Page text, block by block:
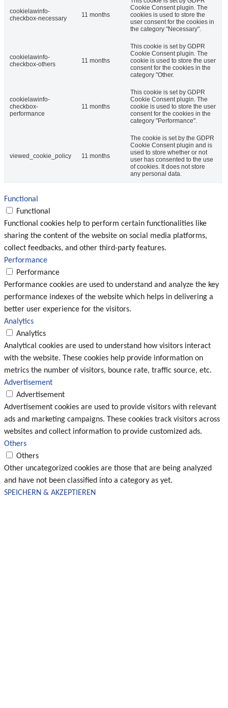
cookielawinfo-
checkbox-necessary
11 months
Cookie Consent plugin. The
cookies is used to store the
user consent for the cookies in
the category "Necessary".
cookielawinfo-
checkbox-others
11 months
This cookie is set by GDPR
Cookie Consent plugin. The
cookie is used to store the user
consent for the cookies in the
category "Other.
cookielawinfo-
checkbox-
performance
11 months
This cookie is set by GDPR
Cookie Consent plugin. The
cookie is used to store the user
consent for the cookies in the
category "Performance".
viewed_cookie_policy 11 months
The cookie is set by the GDPR
Cookie Consent plugin and is
used to store whether or not
user has consented to the use
of cookies. It does not store
any personal data.
Functional
Functional
Functional cookies help to perform certain functionalities like
sharing the content of the website on social media platforms,
collect feedbacks, and other third-party features.
Performance
Performance
Performance cookies are used to understand and analyze the key
performance indexes of the website which helps in delivering a
better user experience for the visitors.
Analytics
Analytics
Analytical cookies are used to understand how visitors interact
with the website. These cookies help provide information on
metrics the number of visitors, bounce rate, traffic source, etc.
Advertisement
Advertisement
Advertisement cookies are used to provide visitors with relevant
ads and marketing campaigns. These cookies track visitors across
websites and collect information to provide customized ads.
Others
Others
Other uncategorized cookies are those that are being analyzed
and have not been classified into a category as yet.
SPEICHERN & AKZEPTIEREN